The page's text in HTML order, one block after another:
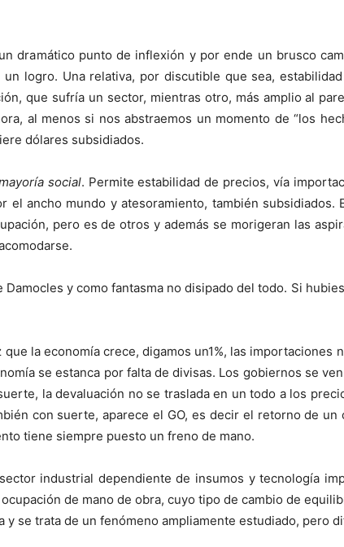
dramático punto de inflexión y por ende un brusco
logro. Una relativa, por discutible que sea,
que sufría un sector, mientras otro, más amplio al
al menos si nos abstraemos un momento de “los
dólares subsidiados.
social. Permite estabilidad de precios, vía
ancho mundo y atesoramiento, también subsidiados.
pero es de otros y además se morigeran las
y como fantasma no disipado del todo. Si
la economía crece, digamos un1%, las importaciones
se estanca por falta de divisas. Los gobiernos se
la devaluación no se traslada en un todo a los
con suerte, aparece el GO, es decir el retorno de
tiene siempre puesto un freno de mano.
industrial dependiente de insumos y tecnología
de mano de obra, cuyo tipo de cambio de
se trata de un fenómeno ampliamente estudiado, pero